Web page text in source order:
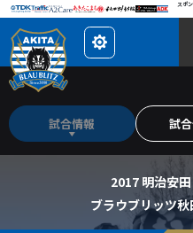
スポ
レ
イ
ア
を
タ
マ
ズ
試合情報 試
2017 明治安
ブラウブリッツ